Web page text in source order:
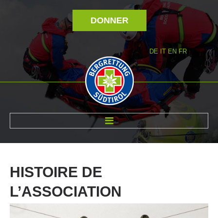
DONNER
DE IT EN FR
HISTOIRE DE
L’ASSOCIATION